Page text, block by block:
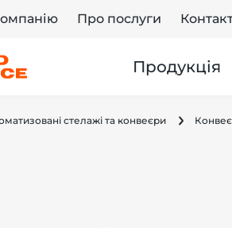
Про послуги
Продукція
стелажі та конвеєри